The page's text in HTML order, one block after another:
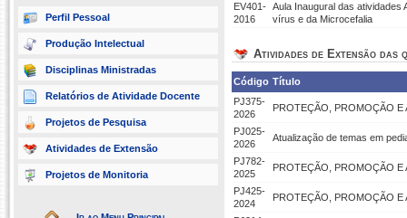
Perfil Pessoal
Produção Intelectual
Disciplinas Ministradas
Relatórios de Atividade Docente
Projetos de Pesquisa
Atividades de Extensão
Projetos de Monitoria
EV401-
2016
Aula Inaugural das atividades
vírus e da Microcefalia
Atividades de Extensão das
Código Título
PJ375-
2026
PROTEÇÃO, PROMOÇÃO E
PJ025-
2026
Atualização de temas em
PJ782-
2025
PROTEÇÃO, PROMOÇÃO E
PJ425-
2024
PROTEÇÃO, PROMOÇÃO E